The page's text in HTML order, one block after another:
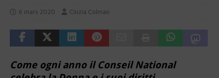
6 mars 2020 Cinzia Colman
Come ogni anno il Conseil National